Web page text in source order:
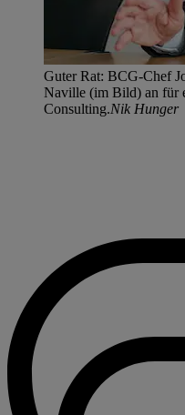
Guter Rat: BCG-Chef
Naville (im Bild) an für
Consulting.Nik Hunger